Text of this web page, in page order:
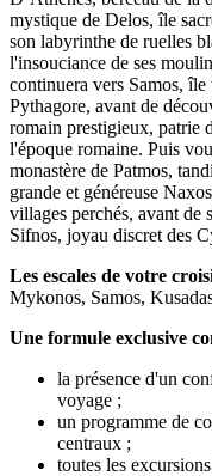
mystique de Delos, île
son labyrinthe de ruelles
l'insouciance de ses
continuera vers Samos,
Pythagore, avant de
romain prestigieux, patrie
l'époque romaine. Puis
monastère de Patmos,
grande et généreuse
villages perchés, avant de
Sifnos, joyau discret des
Les escales de votre
Mykonos, Samos,
Une formule exclusive
la présence d'un
voyage ;
un programme de
centraux ;
toutes les